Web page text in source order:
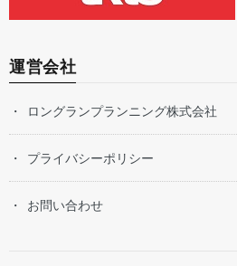
運営会社
ロングランプランニング株式会社
プライバシーポリシー
お問い合わせ